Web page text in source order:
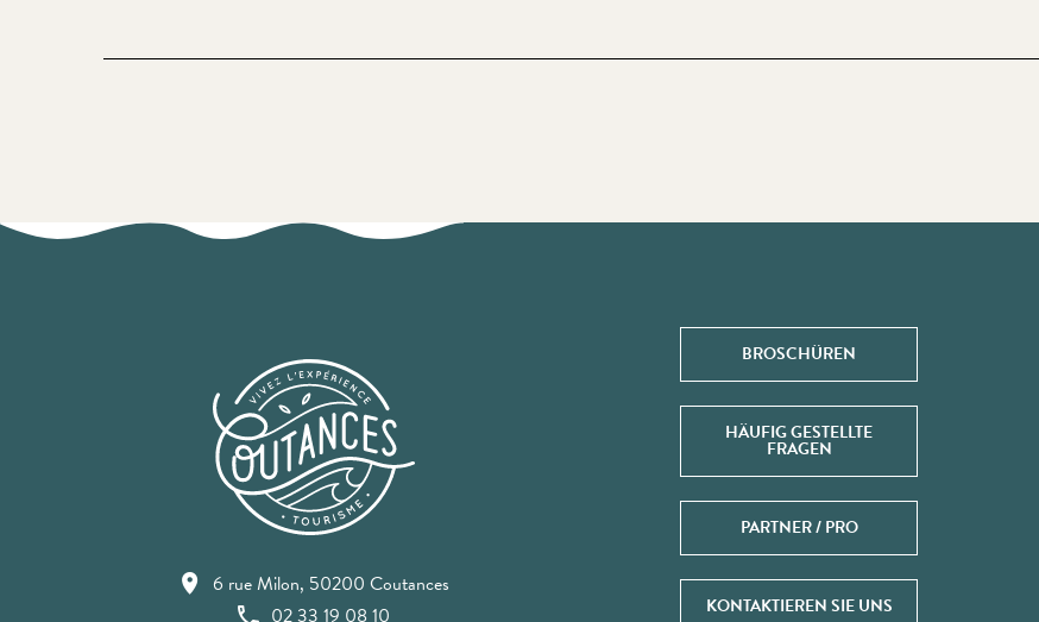
6 rue Milon, 50200 Coutances
02 33 19 08 10
BROSCHÜREN
HÄUFIG GESTELLTE
FRAGEN
PARTNER / PRO
KONTAKTIEREN SIE UNS